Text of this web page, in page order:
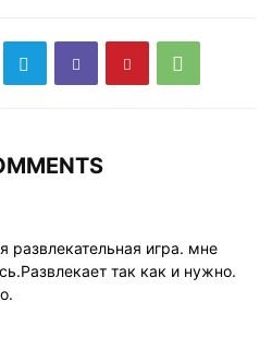
развлекательная игра. мне
так как и нужно.